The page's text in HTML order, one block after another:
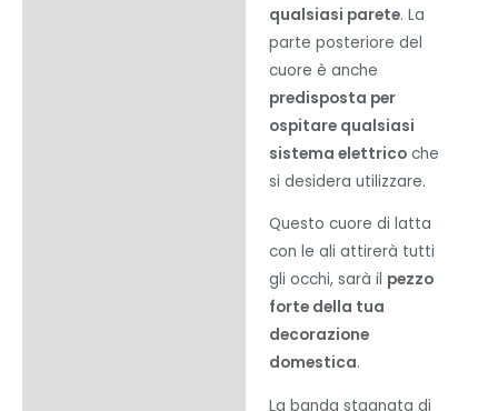
qualsiasi parete. La
parte posteriore del
cuore è anche
predisposta per
ospitare qualsiasi
sistema elettricoche
si desidera utilizzare.
Questo cuore di latta
con le ali attirerà tutti
gli occhi, sarà il pezzo
forte della tua
decorazione
domestica.
La banda stagnata di